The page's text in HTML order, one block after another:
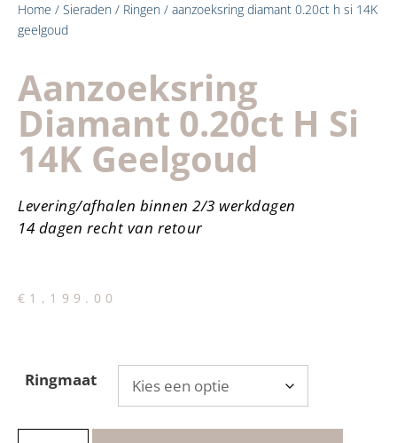
Home / Sieraden / Ringen / aanzoeksring diamant 0.20ct h si 14K
geelgoud
Aanzoeksring
Diamant 0.20ct H Si
14K Geelgoud
Levering/afhalen binnen 2/3 werkdagen
14 dagen recht van retour
€ 1,199.00
Ringmaat